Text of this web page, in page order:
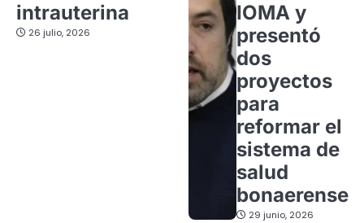
intrauterina
26 julio, 2026
IOMA y
presentó
dos
proyectos
para
reformar el
sistema de
salud
bonaerense
29 junio, 2026